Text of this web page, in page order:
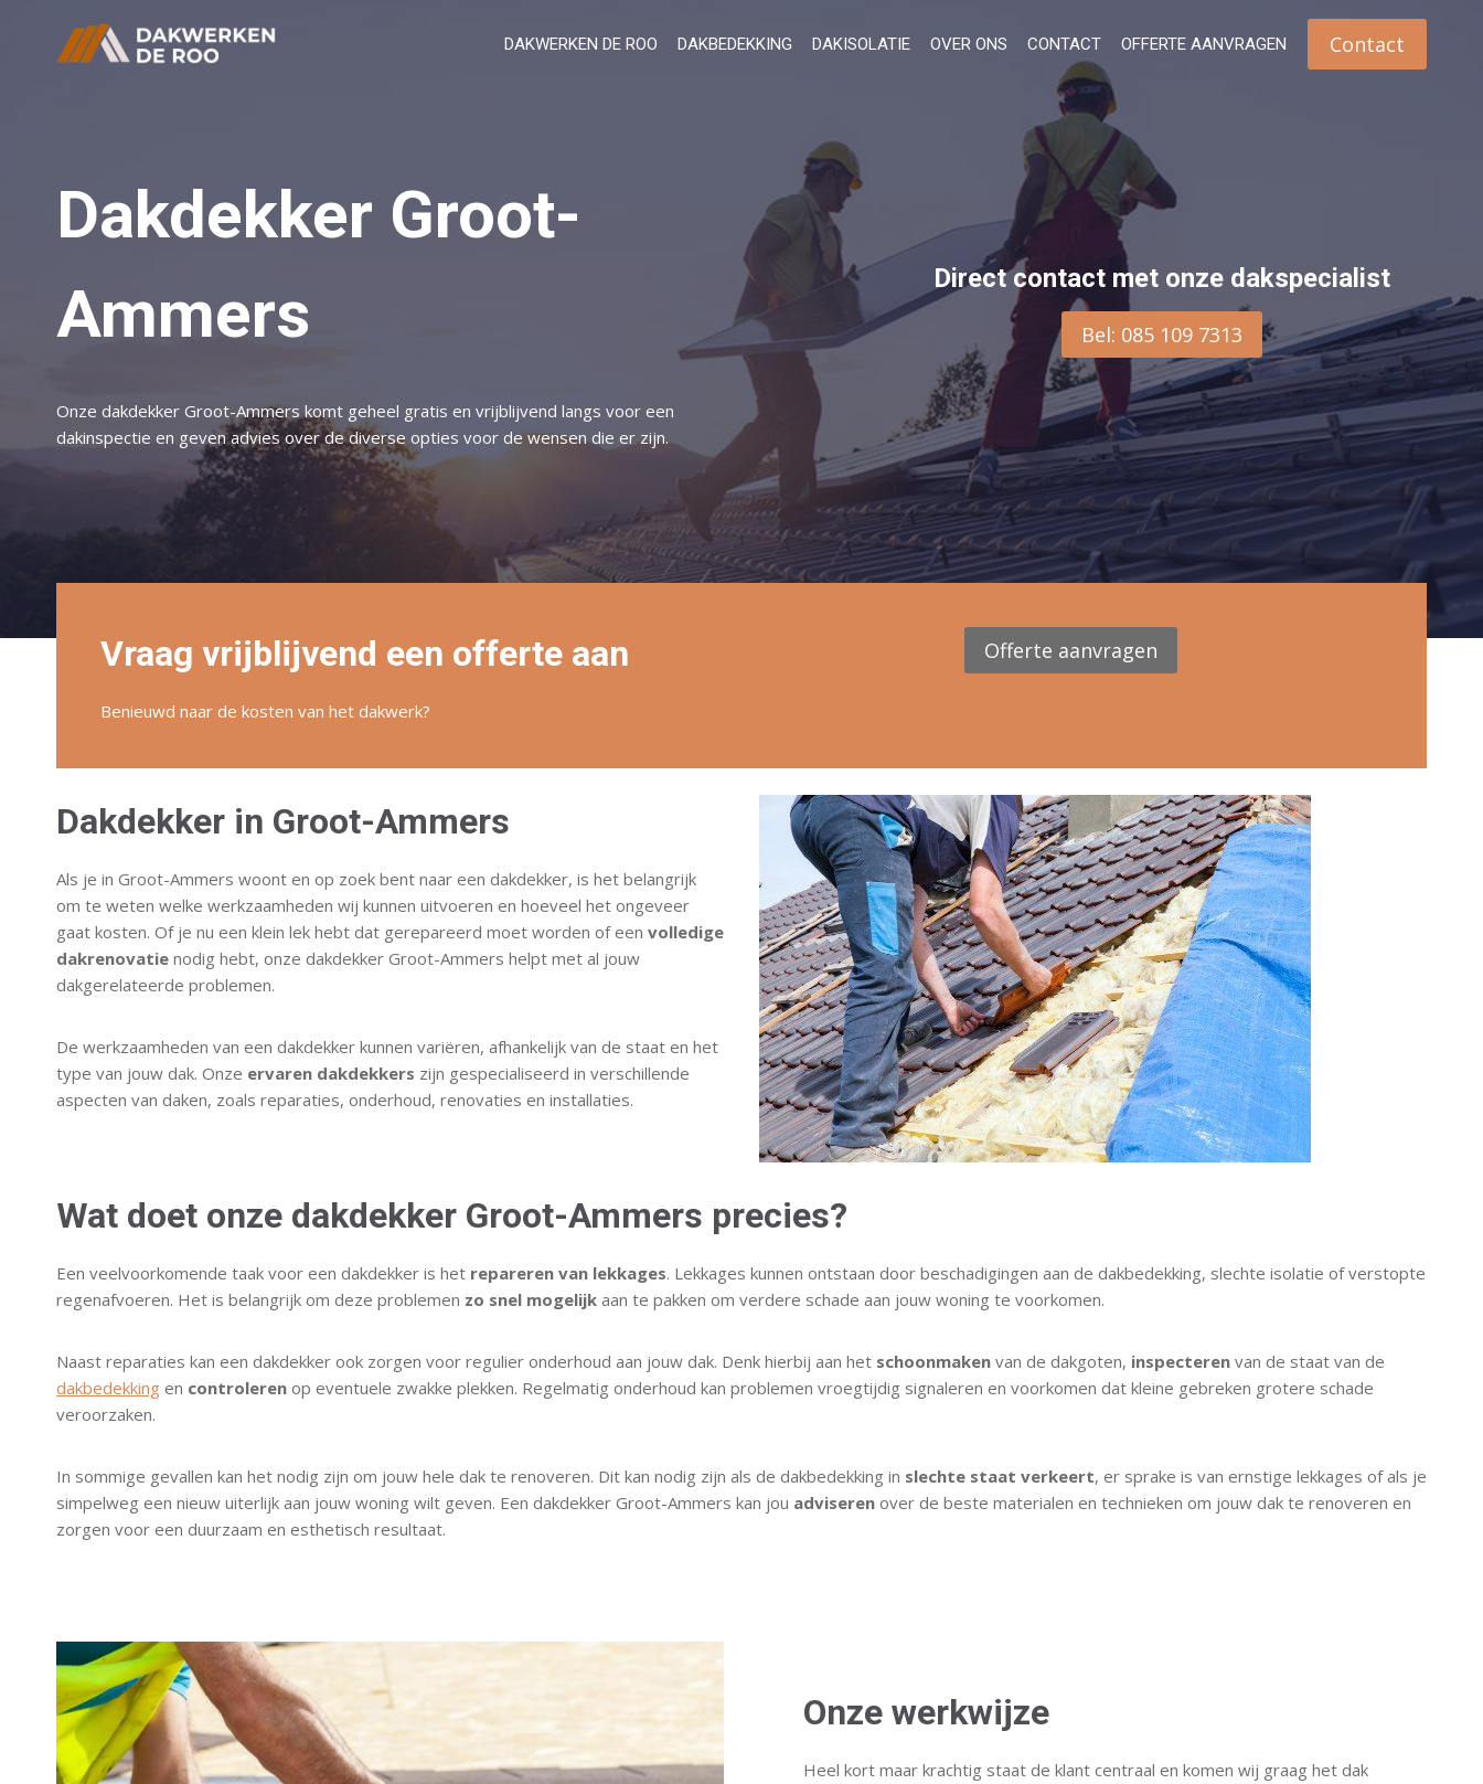
DAKWERKEN DE ROO DAKBEDEKKING DAKISOLATIE OVER ONS CONTACT OFFERTE AANVRAGEN Contact
Dakdekker Groot-
Ammers
Onze dakdekker Groot-Ammers komt geheel gratis en vrijblijvend langs voor een
dakinspectie en geven advies over de diverse opties voor de wensen die er zijn.
Direct contact met onze dakspecialist
Bel: 085 109 7313
Vraag vrijblijvend een offerte aan
Benieuwd naar de kosten van het dakwerk?
Offerte aanvragen
Dakdekker in Groot-Ammers
Als je in Groot-Ammers woont en op zoek bent naar een dakdekker, is het belangrijk
om te weten welke werkzaamheden wij kunnen uitvoeren en hoeveel het ongeveer
gaat kosten. Of je nu een klein lek hebt dat gerepareerd moet worden of een volledige
dakrenovatie nodig hebt, onze dakdekker Groot-Ammers helpt met al jouw
dakgerelateerde problemen.
De werkzaamheden van een dakdekker kunnen variëren, afhankelijk van de staat en het
type van jouw dak. Onze ervaren dakdekkers zijn gespecialiseerd in verschillende
aspecten van daken, zoals reparaties, onderhoud, renovaties en installaties.
Wat doet onze dakdekker Groot-Ammers precies?
Een veelvoorkomende taak voor een dakdekker is het repareren van lekkages. Lekkages kunnen ontstaan door beschadigingen aan de dakbedekking, slechte isolatie of verstopte
regenafvoeren. Het is belangrijk om deze problemen zo snel mogelijk aan te pakken om verdere schade aan jouw woning te voorkomen.
Naast reparaties kan een dakdekker ook zorgen voor regulier onderhoud aan jouw dak. Denk hierbij aan het schoonmaken van de dakgoten, inspecteren van de staat van de
dakbedekking en controleren op eventuele zwakke plekken. Regelmatig onderhoud kan problemen vroegtijdig signaleren en voorkomen dat kleine gebreken grotere schade
veroorzaken.
In sommige gevallen kan het nodig zijn om jouw hele dak te renoveren. Dit kan nodig zijn als de dakbedekking in slechte staat verkeert, er sprake is van ernstige lekkages of als je
simpelweg een nieuw uiterlijk aan jouw woning wilt geven. Een dakdekker Groot-Ammers kan jou adviseren over de beste materialen en technieken om jouw dak te renoveren en
zorgen voor een duurzaam en esthetisch resultaat.
Onze werkwijze
Heel kort maar krachtig staat de klant centraal en komen wij graag het dak